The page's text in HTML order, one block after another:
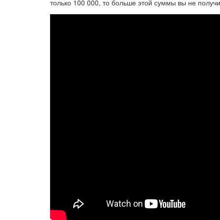
только 100 000, то больше этой суммы вы не